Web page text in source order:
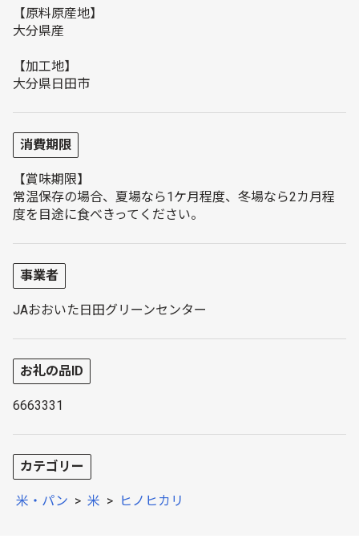
【原料原産地】
大分県産
【加工地】
大分県日田市
消費期限
【賞味期限】
常温保存の場合、夏場なら1ケ月程度、冬場なら2カ月程
度を目途に食べきってください。
事業者
JAおおいた日田グリーンセンター
お礼の品ID
6663331
カテゴリー
米・パン > 米 > ヒノヒカリ